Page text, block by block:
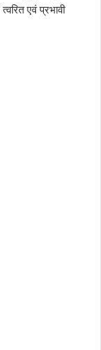
एवं प्रभावी